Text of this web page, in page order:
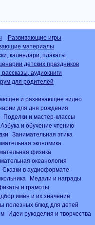
Развивающие игры
материалы
календари, плакаты
детских праздников
рассказы, аудиокниги
для родителей
и развивающее видео
для дня рождения
Поделки и мастер-классы
Азбука и обучение чтению
Занимательная этика
экономика
физика
океанология
Сказки в аудиоформате
Медали и награды
и грамоты
имён и их значение
полезных блюд для детей
Идеи рукоделия и творчества